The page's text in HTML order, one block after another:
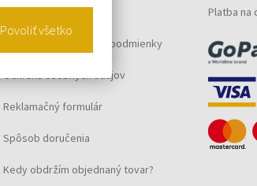
Vernostný systém
Všeobecné obchodné podmienky
Ochrana osobných údajov
Reklamačný formulár
Spôsob doručenia
Kedy obdržím objednaný tovar?
Platba na
Povoliť všetko